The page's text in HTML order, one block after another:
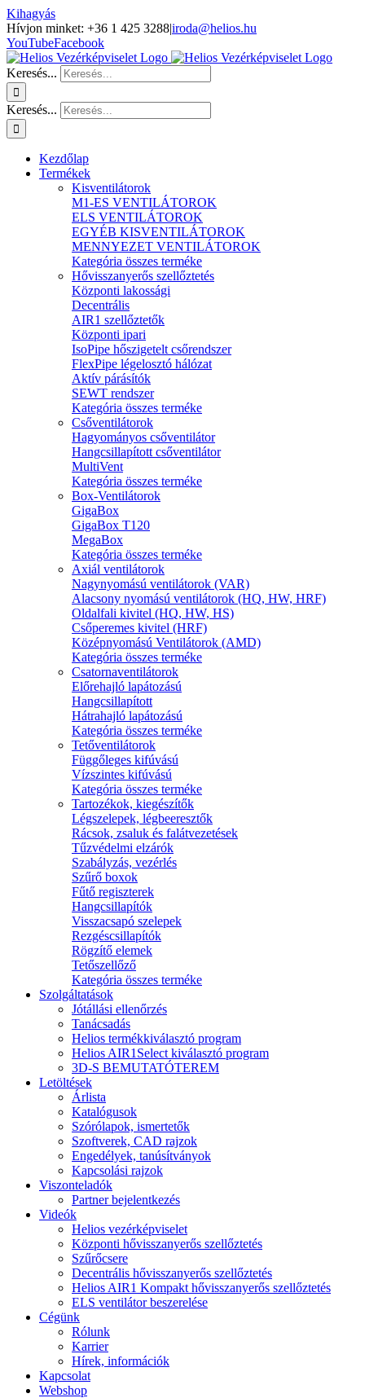
Kihagyás
Hívjon minket: +36 1 425 3288|iroda@helios.hu
YouTubeFacebook
Keresés...
Keresés...
Kezdőlap
Termékek
Kisventilátorok
M1-ES VENTILÁTOROK
ELS VENTILÁTOROK
EGYÉB KISVENTILÁTOROK
MENNYEZET VENTILÁTOROK
Kategória összes terméke
Hővisszanyerős szellőztetés
Központi lakossági
Decentrális
AIR1 szellőztetők
Központi ipari
IsoPipe hőszigetelt csőrendszer
FlexPipe légelosztó hálózat
Aktív párásítók
SEWT rendszer
Kategória összes terméke
Csőventilátorok
Hagyományos csőventilátor
Hangcsillapított csőventilátor
MultiVent
Kategória összes terméke
Box-Ventilátorok
GigaBox
GigaBox T120
MegaBox
Kategória összes terméke
Axiál ventilátorok
Nagynyomású ventilátorok (VAR)
Alacsony nyomású ventilátorok (HQ, HW, HRF)
Oldalfali kivitel (HQ, HW, HS)
Csőperemes kivitel (HRF)
Középnyomású Ventilátorok (AMD)
Kategória összes terméke
Csatornaventilátorok
Előrehajló lapátozású
Hangcsillapított
Hátrahajló lapátozású
Kategória összes terméke
Tetőventilátorok
Függőleges kifúvású
Vízszintes kifúvású
Kategória összes terméke
Tartozékok, kiegészítők
Légszelepek, légbeeresztők
Rácsok, zsaluk és falátvezetések
Tűzvédelmi elzárók
Szabályzás, vezérlés
Szűrő boxok
Fűtő regiszterek
Hangcsillapítók
Visszacsapó szelepek
Rezgéscsillapítók
Rögzítő elemek
Tetőszellőző
Kategória összes terméke
Szolgáltatások
Jótállási ellenőrzés
Tanácsadás
Helios termékkiválasztó program
Helios AIR1Select kiválasztó program
3D-S BEMUTATÓTEREM
Letöltések
Árlista
Katalógusok
Szórólapok, ismertetők
Szoftverek, CAD rajzok
Engedélyek, tanúsítványok
Kapcsolási rajzok
Viszonteladók
Partner bejelentkezés
Videók
Helios vezérképviselet
Központi hővisszanyerős szellőztetés
Szűrőcsere
Decentrális hővisszanyerős szellőztetés
Helios AIR1 Kompakt hővisszanyerős szellőztetés
ELS ventilátor beszerelése
Cégünk
Rólunk
Karrier
Hírek, információk
Kapcsolat
Webshop